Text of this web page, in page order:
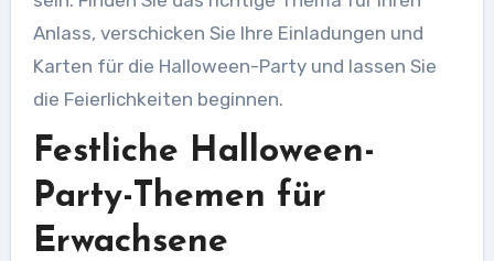
Anlass, verschicken Sie Ihre Einladungen und
Karten für die Halloween-Party und lassen Sie
die Feierlichkeiten beginnen.
Festliche Halloween-
Party-Themen für
Erwachsene